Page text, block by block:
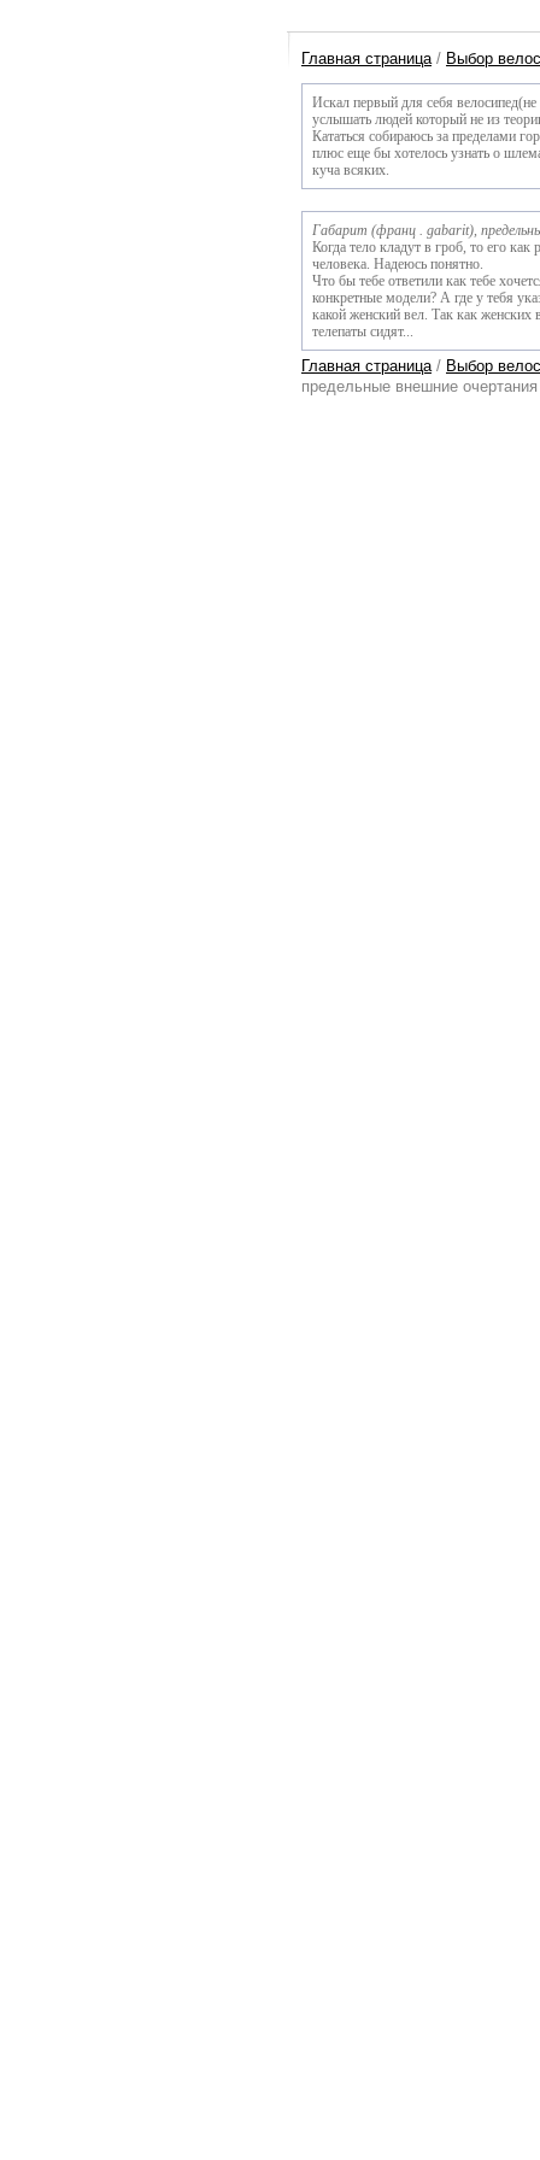
Главная страница/ Выбор
Искал первый для себя
услышать людей который не из
Кататься собираюсь за пределами
плюс еще бы хотелось узнать о
куча всяких.
Габарит (франц . gabarit),
Когда тело кладут в гроб, то его
человека. Надеюсь понятно.
Что бы тебе ответили как тебе
конкретные модели? А где у тебя
какой женский вел. Так как женских
телепаты сидят...
Главная страница/ Выбор
предельные внешние